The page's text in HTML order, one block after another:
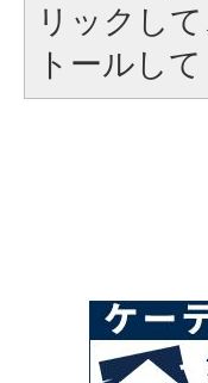
リックし
トールし